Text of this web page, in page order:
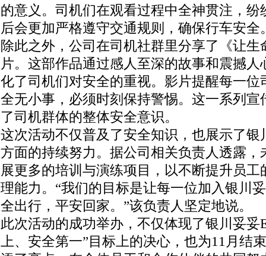
的意义。司机们在观看过程中全神贯注，纷
后会更加严格遵守交通规则，确保行车安全
除此之外，公司在司机社群里分享了《让生
片。这部作品通过感人至深的故事和震撼
化了司机们对安全的重视。影片提醒每一位
全无小事，必须时刻保持警惕。这一系列宣
了司机群体的整体安全意识。
这次活动不仅普及了安全知识，也展示了银
方面的持续努力。据公司相关负责人透露，
展更多的培训与演练项目，以不断提升员工
理能力。“我们的目标是让每一位加入银川
全出行，平安回家。”该负责人坚定地说。
此次活动的成功举办，不仅体现了银川妥妥
上、安全第一”目标上的决心，也为11月结